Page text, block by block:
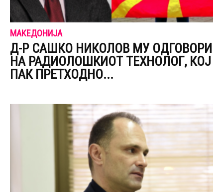
МАКЕДОНИЈА
Д-Р САШКО НИКОЛОВ МУ ОДГОВОРИ
НА РАДИОЛОШКИОТ ТЕХНОЛОГ, КОЈ
ПАК ПРЕТХОДНО...